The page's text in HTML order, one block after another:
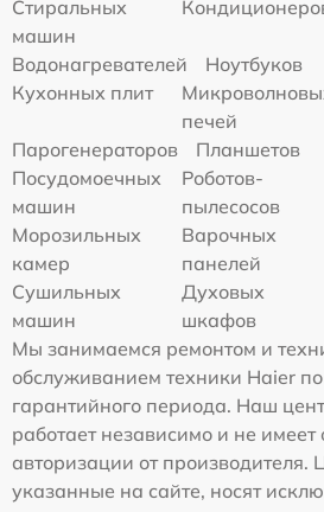
Стиральных
машин
Водонагревателей
Ноутбуков
Кухонных плит
печей
Парогенераторов
Планшетов
Посудомоечных
машин
Роботов-
пылесосов
Морозильных
камер
Варочных
панелей
Сушильных
машин
Духовых
шкафов
Мы занимаемся ремонтом и
обслуживанием техники Haier
гарантийного периода. Наш
работает независимо и не
авторизации от производителя.
указанные на сайте, носят